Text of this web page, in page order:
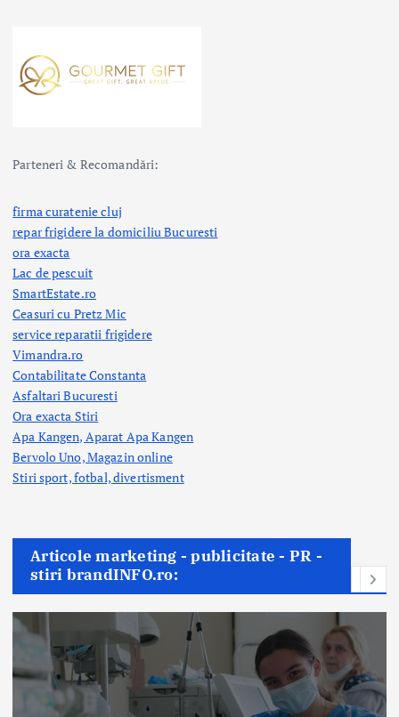
Parteneri & Recomandări:
firma curatenie cluj
repar frigidere la domiciliu Bucuresti
ora exacta
Lac de pescuit
SmartEstate.ro
Ceasuri cu Pretz Mic
service reparatii frigidere
Vimandra.ro
Contabilitate Constanta
Asfaltari Bucuresti
Ora exacta Stiri
Apa Kangen, Aparat Apa Kangen
Bervolo Uno, Magazin online
Stiri sport, fotbal,divertisment
Articole marketing - publicitate - PR -
stiri brandINFO.ro: